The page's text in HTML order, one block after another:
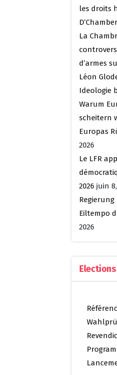
les droits
La
d’armes
Léon
Ideologie
Warum
scheitern
Europas
2026
Le LFR
2026 juin
Eiltempo
2026